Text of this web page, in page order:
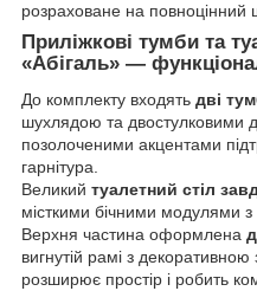
розраховане на
Приліжкові тумби та
«Абігаль» —
До комплекту входять дві
шухлядою та двостулковими
позолоченими акцентами
гарнітура.
Великий туалетний стіл
місткими бічними модулями
Верхня частина оформлена
вигнутій рамі з
розширює простір і робить